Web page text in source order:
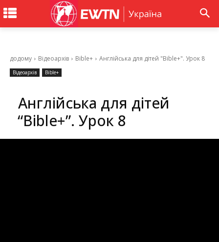
додому Відеоархів Bible+ Англійська для дітей "Bible+". Урок 8
Відеоархів Bible+
Англійська для дітей
“Bible+”. Урок 8